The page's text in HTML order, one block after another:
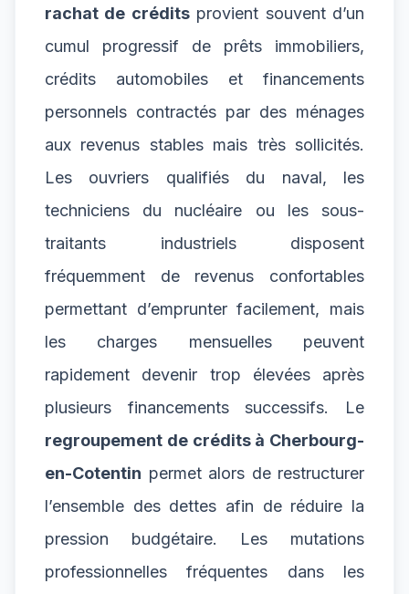
rachat de créditsprovient souvent d’un
cumul progressif de prêts immobiliers,
crédits automobiles et financements
personnels contractés par des ménages
aux revenus stables mais très sollicités.
Les ouvriers qualifiés du naval, les
techniciens du nucléaire ou les sous-
traitants industriels disposent
fréquemment de revenus confortables
permettant d’emprunter facilement, mais
les charges mensuelles peuvent
rapidement devenir trop élevées après
plusieurs financements successifs. Le
regroupement de crédits à Cherbourg-
en-Cotentin permet alors de restructurer
l’ensemble des dettes afin de réduire la
pression budgétaire. Les mutations
professionnelles fréquentes dans les